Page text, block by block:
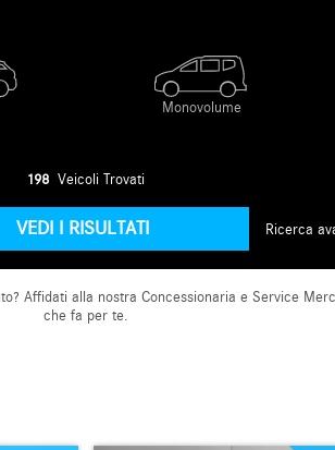
198 Veicoli Trovati
Ricerca
Affidati alla nostra Concessionaria e Service
che fa per te.